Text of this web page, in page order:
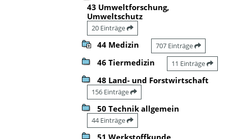
43 Umweltforschung,
Umweltschutz
20 Einträge
44 Medizin 707 Einträge
46 Tiermedizin 11 Einträge
48 Land- und Forstwirtschaft
156 Einträge
50 Technik allgemein
44 Einträge
51 Werkstoffkunde